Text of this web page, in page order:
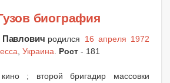
биография
Павлович родился 16 апреля 1972
Украина Рост - 181
; второй бригадир массовки